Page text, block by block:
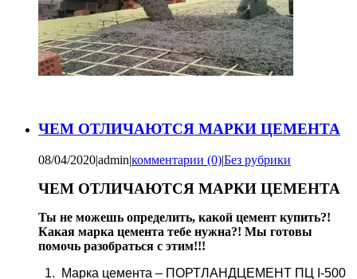
ЧЕМ ОТЛИЧАЮТСЯ МАРКИ ЦЕМЕНТА
08/04/2020|admin|комментарии (0)|Без рубрики
ЧЕМ ОТЛИЧАЮТСЯ МАРКИ ЦЕМЕНТА
Ты не можешь определить, какой цемент купить?!
Какая марка цемента тебе нужна?! Мы готовы
помочь разобраться с этим!!!
1. Марка цемента – ПОРТЛАНДЦЕМЕНТ ПЦ I-500